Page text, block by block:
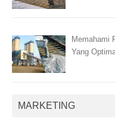
Memahami
Yang
MARKETING